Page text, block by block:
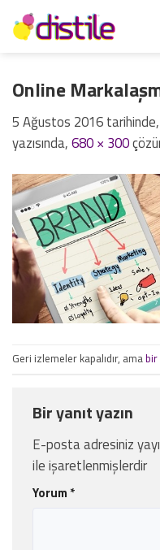
İçeriğe
atla
Online
5 Ağustos 2016tarihinde,
yazısında,680 × 300
Geri izlemeler kapalıdır, amabir
Bir yanıt yazın
E-posta adresiniz
ile işaretlenmişlerdir
Yorum *